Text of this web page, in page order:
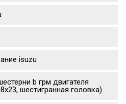
isuzu
b грм двигателя
шестигранная головка)